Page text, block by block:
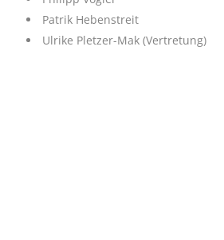
Patrik Hebenstreit
Ulrike Pletzer-Mak (Vertretung)